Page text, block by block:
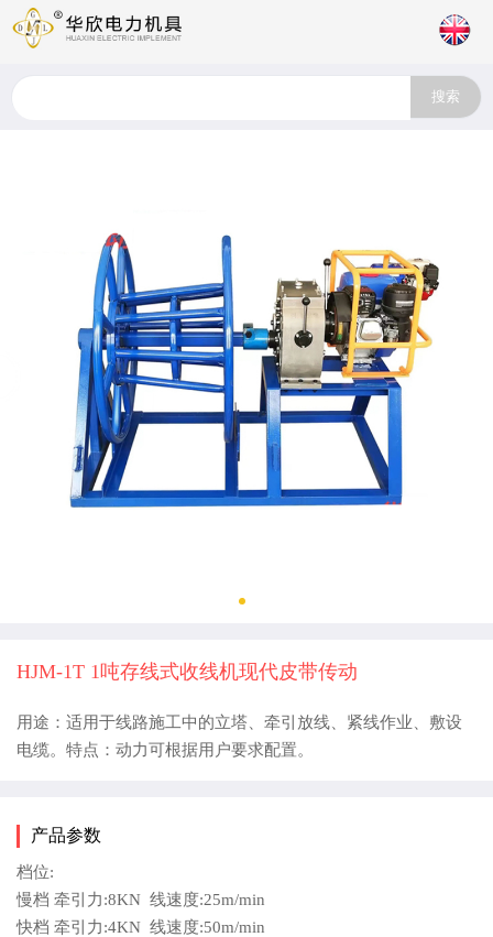
HJM-1T 1吨存线式收线机现代皮带传动
用途：适用于线路施工中的立塔、牵引放线、紧线作业、敷设
电缆。特点：动力可根据用户要求配置。
产品参数
档位:
慢档 牵引力:8KN 线速度:25m/min
快档 牵引力:4KN 线速度:50m/min